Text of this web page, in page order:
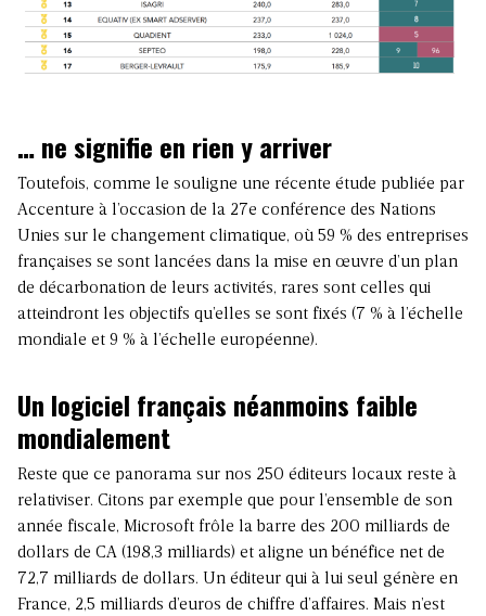
… ne signifie en rien y arriver
Toutefois, comme le souligne une récente étude publiée par
Accenture à l’occasion de la 27e conférence des Nations
Unies sur le changement climatique, où 59 % des entreprises
françaises se sont lancées dans la mise en œuvre d’un plan
de décarbonation de leurs activités, rares sont celles qui
atteindront les objectifs qu’elles se sont fixés (7 % à l’échelle
mondiale et 9 % à l’échelle européenne).
Un logiciel français néanmoins faible
mondialement
Reste que ce panorama sur nos 250 éditeurs locaux reste à
relativiser. Citons par exemple que pour l’ensemble de son
année fiscale, Microsoft frôle la barre des 200 milliards de
dollars de CA (198,3 milliards) et aligne un bénéfice net de
72,7 milliards de dollars. Un éditeur qui à lui seul génère en
France, 2,5 milliards d’euros de chiffre d’affaires. Mais n’est